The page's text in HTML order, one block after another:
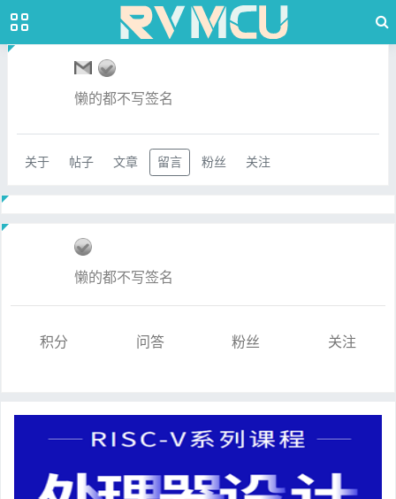
懒的都不写签名
关于 帖子 文章 留言 粉丝 关注
懒的都不写签名
积分 问答 粉丝 关注